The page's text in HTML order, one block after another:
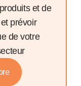
et de
prévoir
de votre